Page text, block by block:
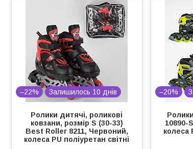
–22% Залишилось 10 днів
Ролики дитячі, роликові
ковзани, розмір S (30-33)
Best Roller 8211, Червоний,
колеса PU поліуретан світні
–20%
10890-
колеса